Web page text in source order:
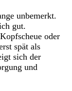
unbemerkt.
gut.
oder
spät als
sich der
und